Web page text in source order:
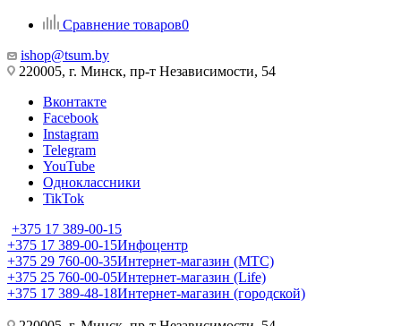
Сравнение товаров0
ishop@tsum.by
220005, г. Минск, пр-т Независимости, 54
Вконтакте
Facebook
Instagram
Telegram
YouTube
Одноклассники
TikTok
+375 17 389-00-15
+375 17 389-00-15Инфоцентр
+375 29 760-00-35Интернет-магазин (МТС)
+375 25 760-00-05Интернет-магазин (Life)
+375 17 389-48-18Интернет-магазин (городской)